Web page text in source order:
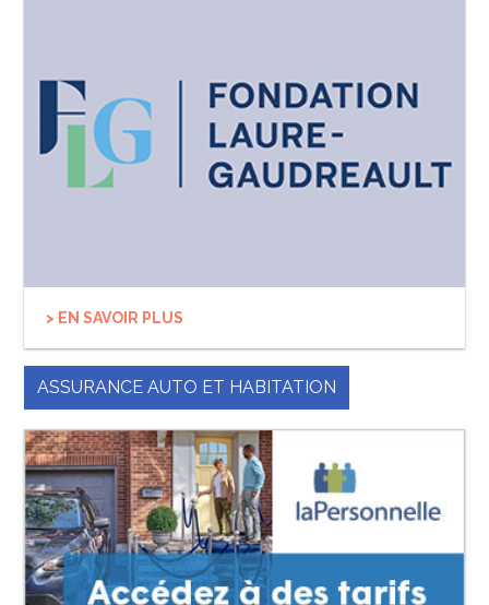
> EN SAVOIR PLUS
ASSURANCE AUTO ET HABITATION